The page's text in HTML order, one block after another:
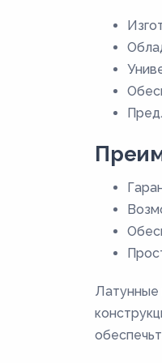
Латунные